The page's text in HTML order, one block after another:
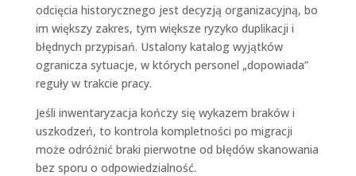
odcięcia historycznego jest decyzją organizacyjną, bo
im większy zakres, tym większe ryzyko duplikacji i
błędnych przypisań. Ustalony katalog wyjątków
ogranicza sytuacje, w których personel „dopowiada”
reguły w trakcie pracy.
Jeśli inwentaryzacja kończy się wykazem braków i
uszkodzeń, to kontrola kompletności po migracji
może odróżnić braki pierwotne od błędów skanowania
bez sporu o odpowiedzialność.